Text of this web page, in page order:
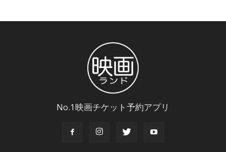
No.1映画チケット予約アプリ